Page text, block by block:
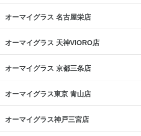
オーマイグラス 名古屋栄店
オーマイグラス 天神VIORO店
オーマイグラス 京都三条店
オーマイグラス東京 青山店
オーマイグラス神戸三宮店